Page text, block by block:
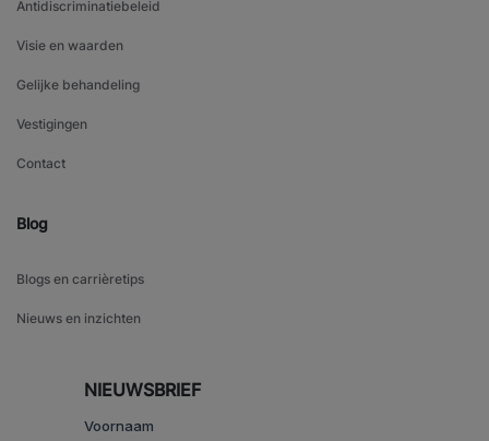
Antidiscriminatiebeleid
Visie en waarden
Gelijke behandeling
Vestigingen
Contact
Blog
Blogs en carrièretips
Nieuws en inzichten
NIEUWSBRIEF